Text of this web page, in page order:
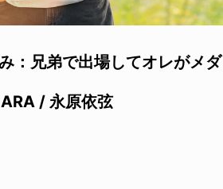
：兄弟で出場してオレがメダ
/ 永原依弦